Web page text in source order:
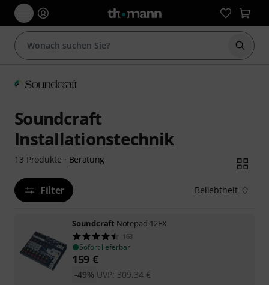
Suche
Soundcraft
Installationstechnik
13 Produkte · Beratung
Filter Beliebtheit
Soundcraft Notepad-12FX
163
Sofort lieferbar
159 €
UVP: 309,34 €
-49%